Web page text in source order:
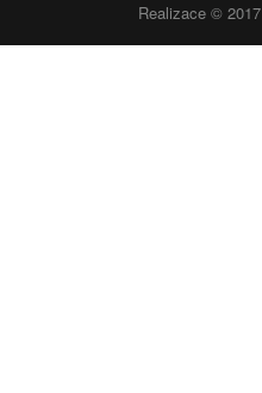
Realizace © 2017